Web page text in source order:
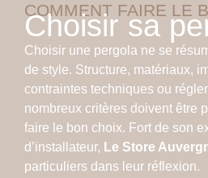
COMMENT FAIRE LE
Choisir sa
Choisir une pergola ne se
de style. Structure, matériaux,
contraintes techniques ou
nombreux critères doivent être
faire le bon choix. Fort de son
d’installateur, Le Store
particuliers dans leur réflexion.